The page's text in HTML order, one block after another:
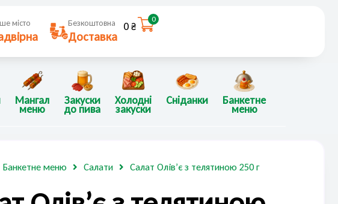
місто Безкоштовна
Доставка
0₴
0
Мангал
меню
Закуски
до пива
Холодні
закуски
Сніданки Банкетне
меню
Банкетне меню Салати Салат Олів’є з телятиною 250 г